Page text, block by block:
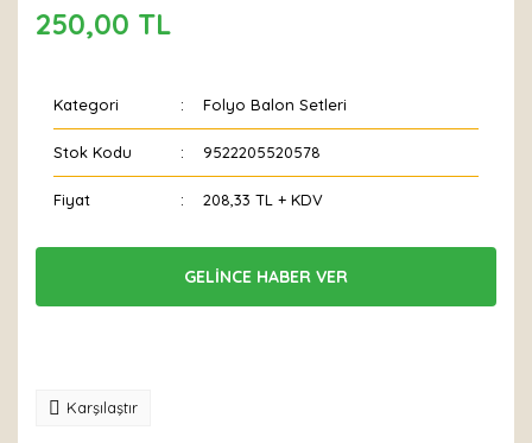
250,00 TL
Kategori Folyo Balon Setleri
Stok Kodu 9522205520578
Fiyat 208,33 TL + KDV
GELİNCE HABER VER
Karşılaştır